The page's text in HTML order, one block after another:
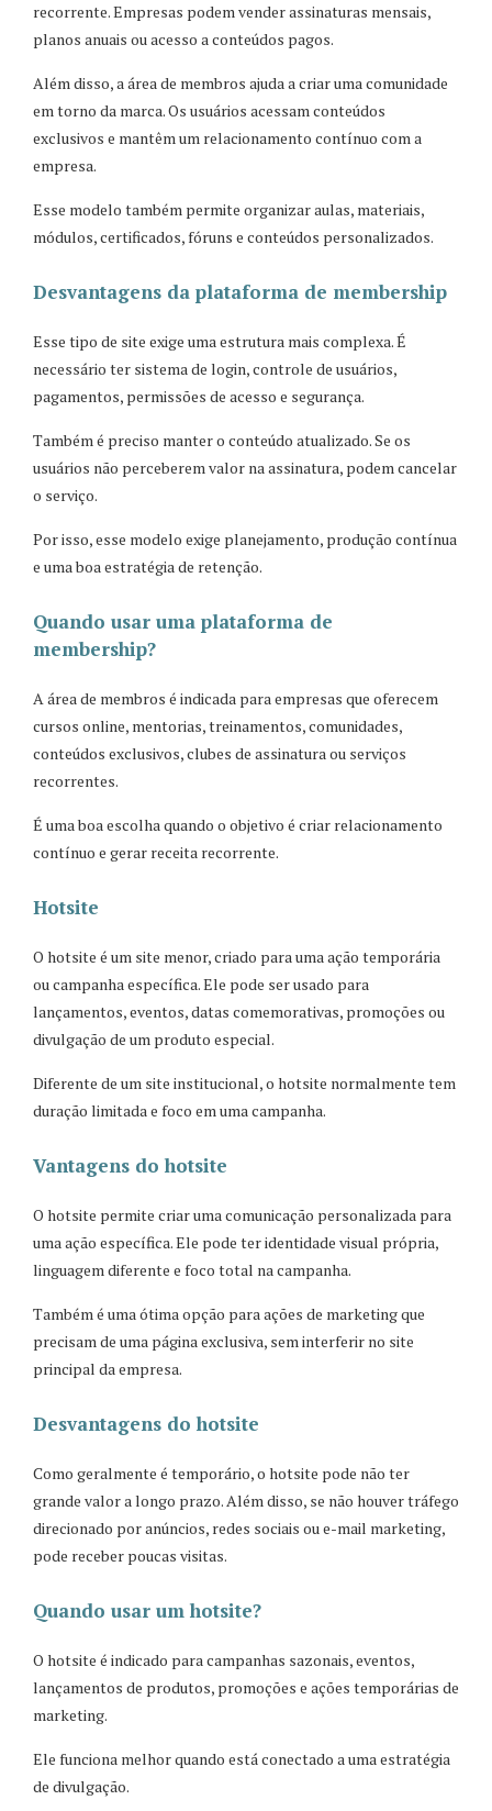
recorrente. Empresas podem vender assinaturas mensais,
planos anuais ou acesso a conteúdos pagos.
Além disso, a área de membros ajuda a criar uma comunidade
em torno da marca. Os usuários acessam conteúdos
exclusivos e mantêm um relacionamento contínuo com a
empresa.
Esse modelo também permite organizar aulas, materiais,
módulos, certificados, fóruns e conteúdos personalizados.
Desvantagens da plataforma de membership
Esse tipo de site exige uma estrutura mais complexa. É
necessário ter sistema de login, controle de usuários,
pagamentos, permissões de acesso e segurança.
Também é preciso manter o conteúdo atualizado. Se os
usuários não perceberem valor na assinatura, podem cancelar
o serviço.
Por isso, esse modelo exige planejamento, produção contínua
e uma boa estratégia de retenção.
Quando usar uma plataforma de
membership?
A área de membros é indicada para empresas que oferecem
cursos online, mentorias, treinamentos, comunidades,
conteúdos exclusivos, clubes de assinatura ou serviços
recorrentes.
É uma boa escolha quando o objetivo é criar relacionamento
contínuo e gerar receita recorrente.
Hotsite
O hotsite é um site menor, criado para uma ação temporária
ou campanha específica. Ele pode ser usado para
lançamentos, eventos, datas comemorativas, promoções ou
divulgação de um produto especial.
Diferente de um site institucional, o hotsite normalmente tem
duração limitada e foco em uma campanha.
Vantagens do hotsite
O hotsite permite criar uma comunicação personalizada para
uma ação específica. Ele pode ter identidade visual própria,
linguagem diferente e foco total na campanha.
Também é uma ótima opção para ações de marketing que
precisam de uma página exclusiva, sem interferir no site
principal da empresa.
Desvantagens do hotsite
Como geralmente é temporário, o hotsite pode não ter
grande valor a longo prazo. Além disso, se não houver tráfego
direcionado por anúncios, redes sociais ou e-mail marketing,
pode receber poucas visitas.
Quando usar um hotsite?
O hotsite é indicado para campanhas sazonais, eventos,
lançamentos de produtos, promoções e ações temporárias de
marketing.
Ele funciona melhor quando está conectado a uma estratégia
de divulgação.